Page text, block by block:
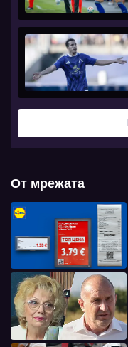
От мрежата